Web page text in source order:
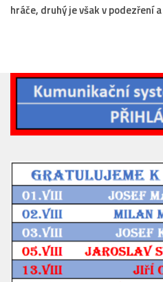
2020/21
2018/19
2014/15
2015/16
2016/17
Vzkazy
B tým
hráče, druhý je však v podezření